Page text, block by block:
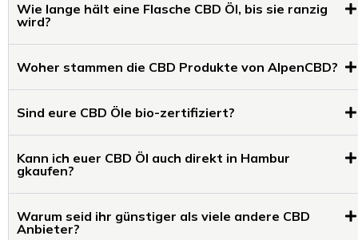
Wie lange hält eine Flasche CBD Öl, bis sie ranzig
wird?
Woher stammen die CBD Produkte von AlpenCBD?
Sind eure CBD Öle bio-zertifiziert?
Kann ich euer CBD Öl auch direkt in Hambur
gkaufen?
Warum seid ihr günstiger als viele andere CBD
Anbieter?